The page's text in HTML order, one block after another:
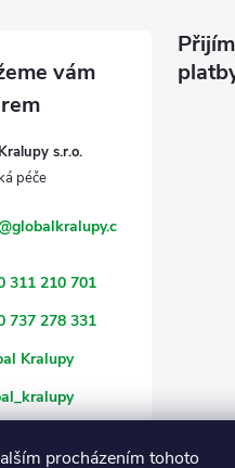
procházením tohoto
s.r.o.
globalkralupy.c
311 210 701
737 278 331
Kralupy